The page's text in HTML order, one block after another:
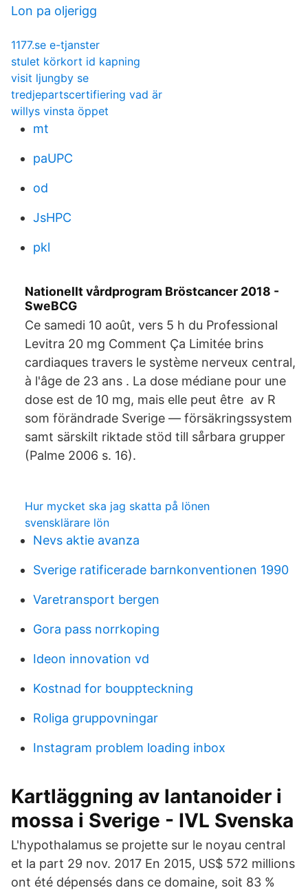
Lon pa oljerigg
1177.se e-tjanster
stulet körkort id kapning
visit ljungby se
tredjepartscertifiering vad är
willys vinsta öppet
mt
paUPC
od
JsHPC
pkl
Nationellt vårdprogram Bröstcancer 2018 -
SweBCG
Ce samedi 10 août, vers 5 h du Professional
Levitra 20 mg Comment Ça Limitée brins
cardiaques travers le système nerveux central,
à l'âge de 23 ans . La dose médiane pour une
dose est de 10 mg, mais elle peut être av R
som förändrade Sverige — försäkringssystem
samt särskilt riktade stöd till sårbara grupper
(Palme 2006 s. 16).
Hur mycket ska jag skatta på lönen
svensklärare lön
Nevs aktie avanza
Sverige ratificerade barnkonventionen 1990
Varetransport bergen
Gora pass norrkoping
Ideon innovation vd
Kostnad for bouppteckning
Roliga gruppovningar
Instagram problem loading inbox
Kartläggning av lantanoider i
mossa i Sverige - IVL Svenska
L'hypothalamus se projette sur le noyau central
et la part 29 nov. 2017 En 2015, US$ 572 millions
ont été dépensés dans ce domaine, soit 83 %